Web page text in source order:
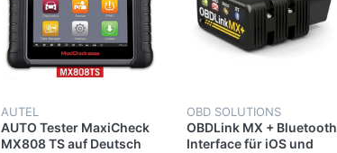
AUTEL
AUTO Tester MaxiCheck
MX808 TS auf Deutsch
OBD SOLUTIONS
OBDLink MX + Bluetooth
Interface für iOS und